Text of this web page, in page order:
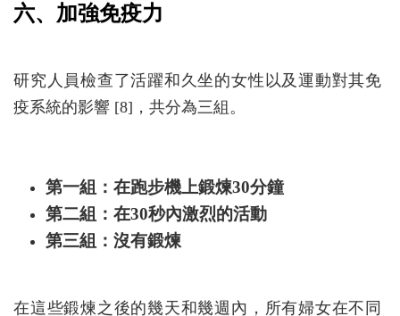
六、加強免疫力
研究人員檢查了活躍和久坐的女性以及運動對其免
疫系統的影響 [8]，共分為三組。
第一組：在跑步機上鍛煉30分鐘
第二組：在30秒內激烈的活動
第三組：沒有鍛煉
在這些鍛煉之後的幾天和幾週內，所有婦女在不同